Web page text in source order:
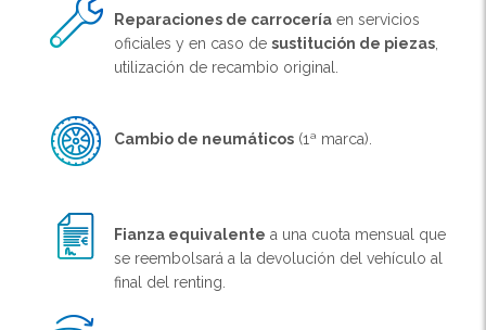
Reparaciones de carrocería en servicios
oficiales y en caso de sustitución de piezas
utilización de recambio original.
Cambio de neumáticos (1ª marca).
Fianza equivalente a una cuota mensual que
se reembolsará a la devolución del vehículo al
final del renting.